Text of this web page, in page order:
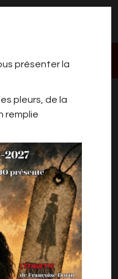
présenter la
pleurs, de la
remplie
& MOTS
spectacle : un
autodérision
terrain de jeu
devient prétexte
un souvenir
nos petits